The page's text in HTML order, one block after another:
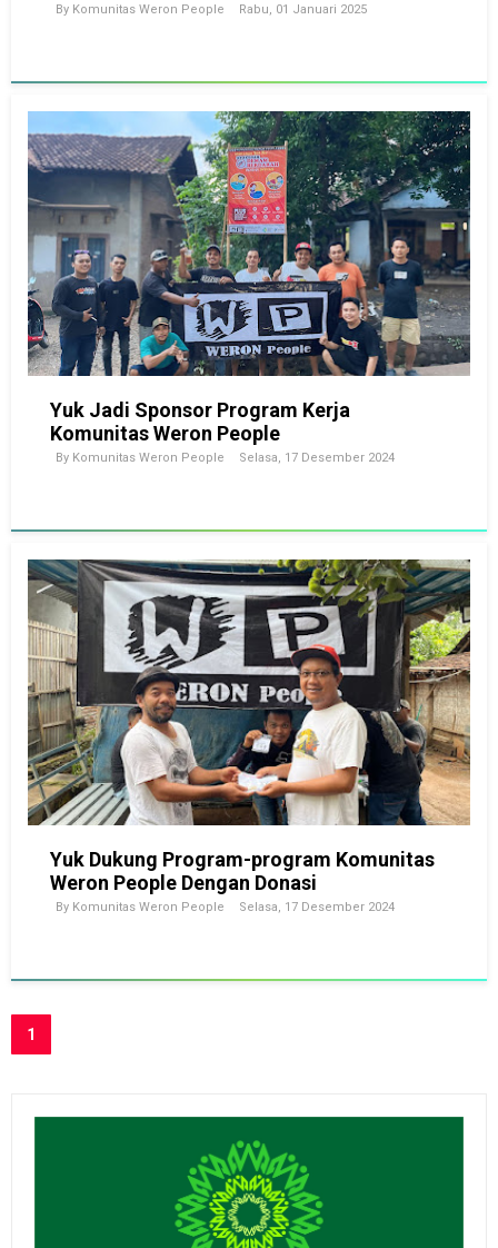
By Komunitas Weron People Rabu, 01 Januari 2025
Yuk Jadi Sponsor Program Kerja
Komunitas Weron People
By Komunitas Weron People Selasa, 17 Desember 2024
Yuk Dukung Program-program Komunitas
Weron People Dengan Donasi
By Komunitas Weron People Selasa, 17 Desember 2024
1